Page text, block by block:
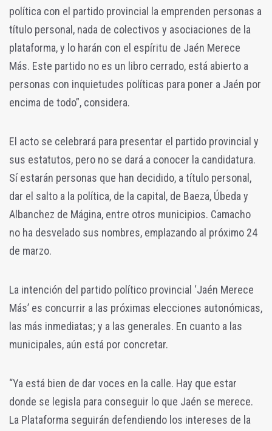
política con el partido provincial la emprenden personas a
título personal, nada de colectivos y asociaciones de la
plataforma, y lo harán con el espíritu de Jaén Merece
Más. Este partido no es un libro cerrado, está abierto a
personas con inquietudes políticas para poner a Jaén por
encima de todo”, considera.
El acto se celebrará para presentar el partido provincial y
sus estatutos, pero no se dará a conocer la candidatura.
Sí estarán personas que han decidido, a título personal,
dar el salto a la política, de la capital, de Baeza, Úbeda y
Albanchez de Mágina, entre otros municipios. Camacho
no ha desvelado sus nombres, emplazando al próximo 24
de marzo.
La intención del partido político provincial ‘Jaén Merece
Más’ es concurrir a las próximas elecciones autonómicas,
las más inmediatas; y a las generales. En cuanto a las
municipales, aún está por concretar.
“Ya está bien de dar voces en la calle. Hay que estar
donde se legisla para conseguir lo que Jaén se merece.
La Plataforma seguirán defendiendo los intereses de la